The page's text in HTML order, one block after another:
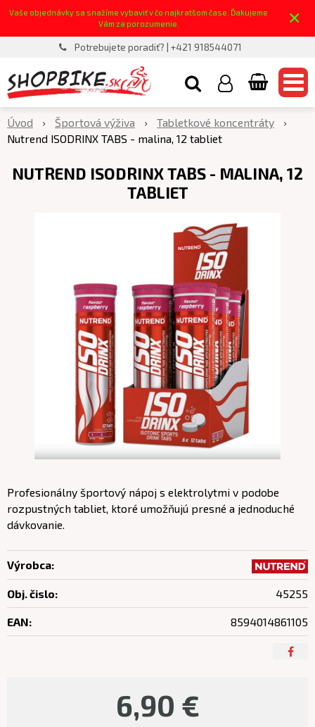
Vaše objednávky sa snažíme vybaviť v čo najkratšom čase. Ďakujeme
Vám za porozumenie.
×
Potrebujete poradiť? | +421 918544071
Úvod Športová výživa
Tabletkové koncentráty
Nutrend ISODRINX TABS - malina, 12 tabliet
NUTREND ISODRINX TABS - MALINA, 12
TABLIET
6,90 €
Profesionálny športový nápoj s elektrolytmi v podobe
rozpustných tabliet, ktoré umožňujú presné a jednoduché
dávkovanie.
Výrobca:
Obj. čislo: 45255
EAN: 8594014861105